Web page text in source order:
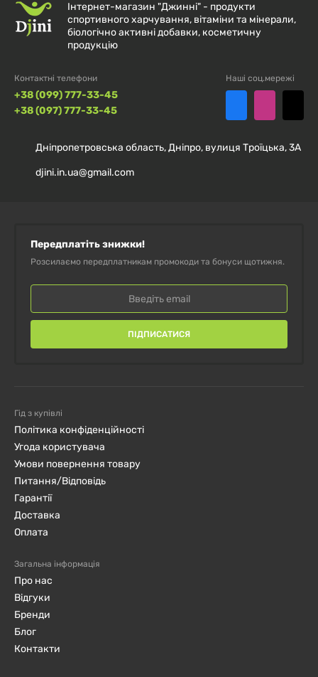
Інтернет-магазин "Джинні" - продукти
спортивного харчування, вітаміни та мінерали,
біологічно активні добавки, косметичну
продукцію
Контактні телефони
+38 (099) 777-33-45
+38 (097) 777-33-45
Наші соц.мережі
Дніпропетровська область, Дніпро, вулиця Троїцька, 3А
djini.in.ua@gmail.com
Передплатіть знижки!
Розсилаємо передплатникам промокоди та бонуси щотижня.
ПІДПИСАТИСЯ
Гід з купівлі
Політика конфіденційності
Угода користувача
Умови повернення товару
Питання/Відповідь
Гарантії
Доставка
Оплата
Загальна інформація
Про нас
Відгуки
Бренди
Блог
Контакти